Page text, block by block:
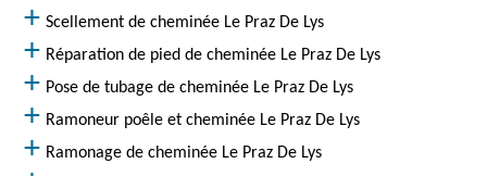
Scellement de cheminée Le Praz De Lys
Réparation de pied de cheminée Le Praz De Lys
Pose de tubage de cheminée Le Praz De Lys
Ramoneur poêle et cheminée Le Praz De Lys
Ramonage de cheminée Le Praz De Lys